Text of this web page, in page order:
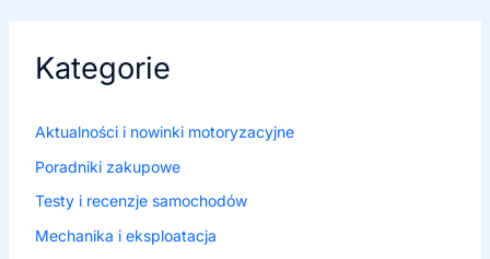
Kategorie
Aktualności i nowinki motoryzacyjne
Poradniki zakupowe
Testy i recenzje samochodów
Mechanika i eksploatacja